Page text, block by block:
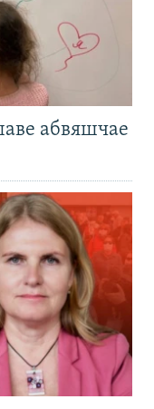
абвяшчае